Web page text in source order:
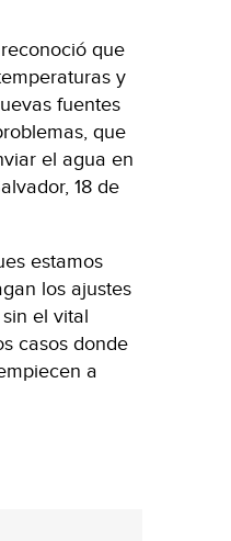
que
y
fuentes
que
el agua en
18 de
estamos
los ajustes
el vital
casos donde
a